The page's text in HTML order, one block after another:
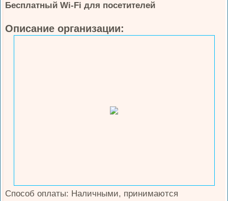
Бесплатный Wi-Fi для посетителей
Описание организации:
Способ оплаты: Наличными, принимаются